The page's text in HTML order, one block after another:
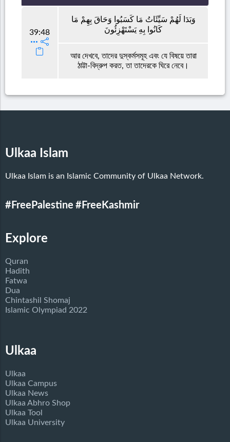
39:48
وَبَدَا لَهُمْ سَيِّئَاتُ مَا كَسَبُوا وَحَاقَ بِهِمْ مَا
كَانُوا بِهِ يَسْتَهْزِئُونَ
আর দেখবে, তাদের দুস্কর্মসমূহ এবং যে বিষয়ে তারা
ঠাট্টা-বিদ্রুপ করত, তা তাদেরকে ঘিরে নেবে।
Ulkaa Islam
Ulkaa Islam is an Islamic Community of Ulkaa Network.
#FreePalestine #FreeKashmir
Explore
Quran
Hadith
Fatwa
Dua
Chintashil Shomaj
Islamic Olympiad 2022
Ulkaa
Ulkaa
Ulkaa Campus
Ulkaa News
Ulkaa Abhro Shop
Ulkaa Tool
Ulkaa University